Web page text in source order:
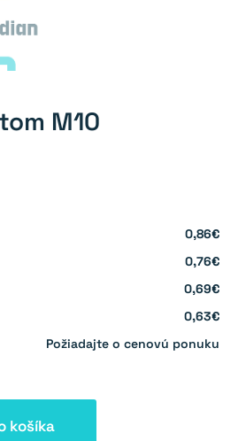
M10
0,86€
0,76€
0,69€
0,63€
Požiadajte o cenovú ponuku
košíka